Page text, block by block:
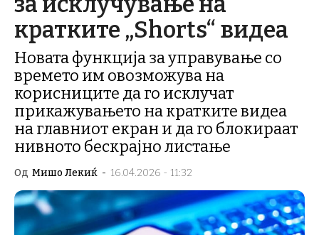
кратките „Shorts“ видеа
Новата функција за управување со
времето им овозможува на
корисниците да го исклучат
прикажувањето на кратките видеа
на главниот екран и да го блокираат
нивното бескрајно листање
Од Мишо Лекиќ - 16.04.2026 - 11:32